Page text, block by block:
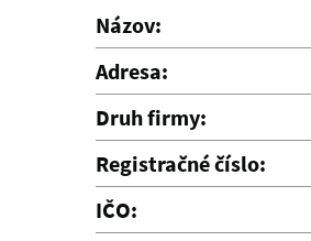
Názov:
Adresa:
Druh firmy:
Registračné číslo:
IČO: